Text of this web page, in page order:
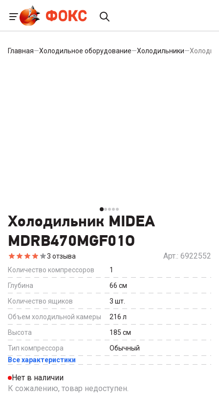
Главная—Холодильное оборудование—Холодильники—
Холодильник MIDEA
MDRB470MGF01O
3 отзыва Арт.: 6922552
Количество компрессоров
1
Глубина
66 см
Количество ящиков
3 шт.
Объем холодильной камеры
216 л
Высота
185 см
Тип компрессора
Обычный
Все характеристики
Нет в наличии
К сожалению, товар недоступен.